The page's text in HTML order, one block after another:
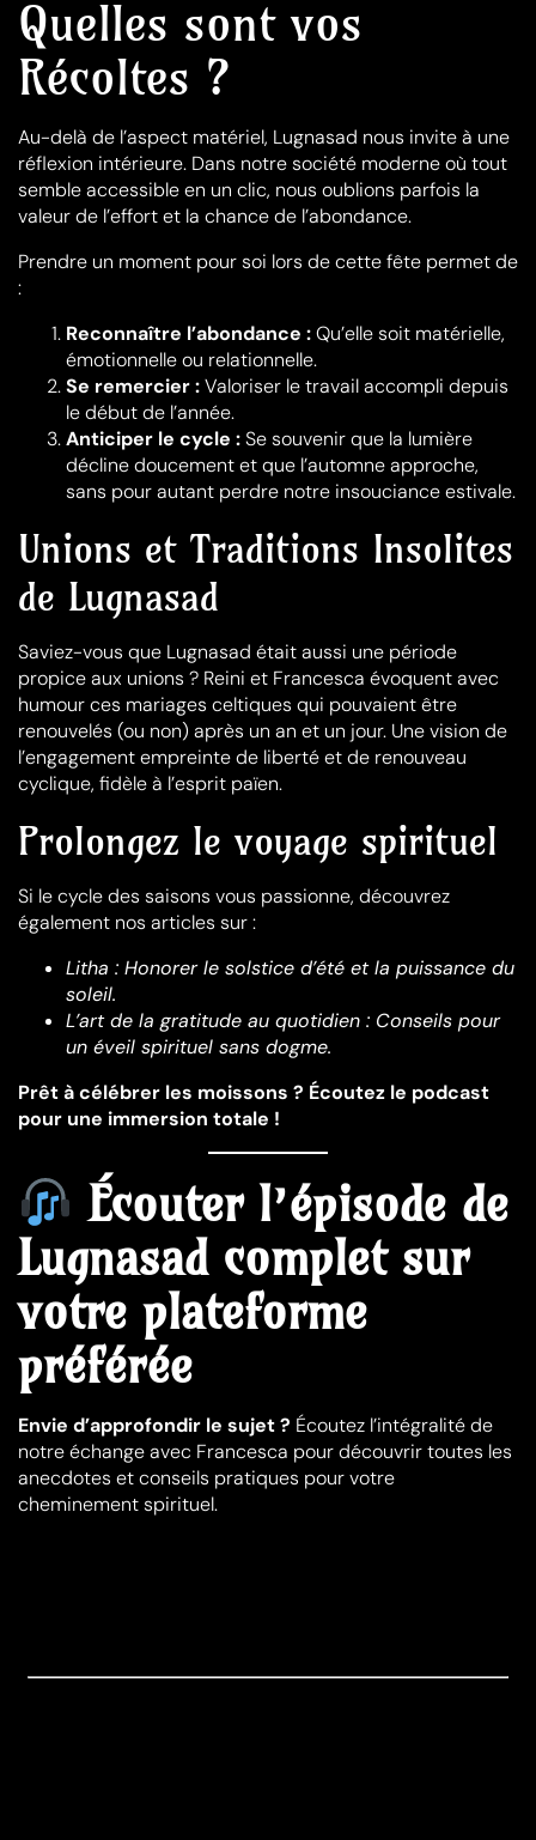
Quelles sont vos
Récoltes ?
Au-delà de l’aspect matériel, Lugnasad nous invite à une
réflexion intérieure. Dans notre société moderne où tout
semble accessible en un clic, nous oublions parfois la
valeur de l’effort et la chance de l’abondance.
Prendre un moment pour soi lors de cette fête permet de
:
Reconnaître l’abondance :Qu’elle soit matérielle,
émotionnelle ou relationnelle.
Se remercier :Valoriser le travail accompli depuis
le début de l’année.
Anticiper le cycle :Se souvenir que la lumière
décline doucement et que l’automne approche,
sans pour autant perdre notre insouciance estivale.
Unions et Traditions Insolites
de Lugnasad
Saviez-vous que Lugnasad était aussi une période
propice aux unions ? Reini et Francesca évoquent avec
humour ces mariages celtiques qui pouvaient être
renouvelés (ou non) après un an et un jour. Une vision de
l’engagement empreinte de liberté et de renouveau
cyclique, fidèle à l’esprit païen.
Prolongez le voyage spirituel
Si le cycle des saisons vous passionne, découvrez
également nos articles sur :
Litha : Honorer le solstice d’été et la puissance du
soleil.
L’art de la gratitude au quotidien : Conseils pour
un éveil spirituel sans dogme.
Prêt à célébrer les moissons ? Écoutez le podcast
pour une immersion totale !
Écouter l’épisode de
Lugnasad complet sur
votre plateforme
préférée
Envie d’approfondir le sujet ? Écoutez l’intégralité de
notre échange avec Francesca pour découvrir toutes les
anecdotes et conseils pratiques pour votre
cheminement spirituel.